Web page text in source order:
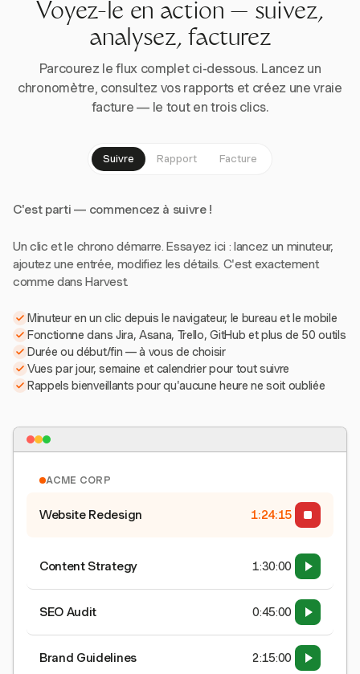
Voyez-le en action — suivez,
analysez, facturez
Parcourez le flux complet ci-dessous. Lancez un
chronomètre, consultez vos rapports et créez une vraie
facture — le tout en trois clics.
Suivre Rapport Facture
C'est parti — commencez à suivre !
Un clic et le chrono démarre. Essayez ici : lancez un minuteur,
ajoutez une entrée, modifiez les détails. C'est exactement
comme dans Harvest.
Minuteur en un clic depuis le navigateur, le bureau et le mobile
Fonctionne dans Jira, Asana, Trello, GitHub et plus de 50 outils
Durée ou début/fin — à vous de choisir
Vues par jour, semaine et calendrier pour tout suivre
Rappels bienveillants pour qu'aucune heure ne soit oubliée
ACME CORP
Website Redesign 1:24:15
Content Strategy 1:30:00
SEO Audit 0:45:00
Brand Guidelines 2:15:00